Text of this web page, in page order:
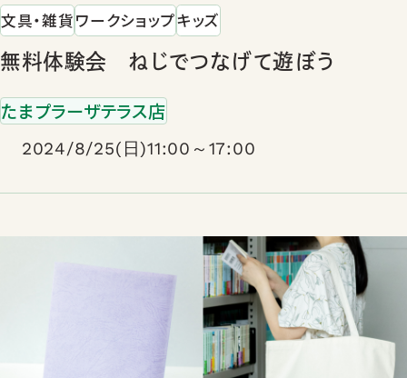
文具・雑貨ワークショップキッズ
無料体験会 ねじでつなげて遊ぼう
たまプラーザテラス店
2024/8/25(日)11:00～17:00